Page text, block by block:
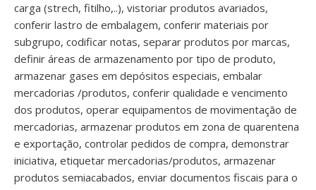
carga (strech, fitilho,..), vistoriar produtos avariados,
conferir lastro de embalagem, conferir materiais por
subgrupo, codificar notas, separar produtos por marcas,
definir áreas de armazenamento por tipo de produto,
armazenar gases em depósitos especiais, embalar
mercadorias /produtos, conferir qualidade e vencimento
dos produtos, operar equipamentos de movimentação de
mercadorias, armazenar produtos em zona de quarentena
e exportação, controlar pedidos de compra, demonstrar
iniciativa, etiquetar mercadorias/produtos, armazenar
produtos semiacabados, enviar documentos fiscais para o